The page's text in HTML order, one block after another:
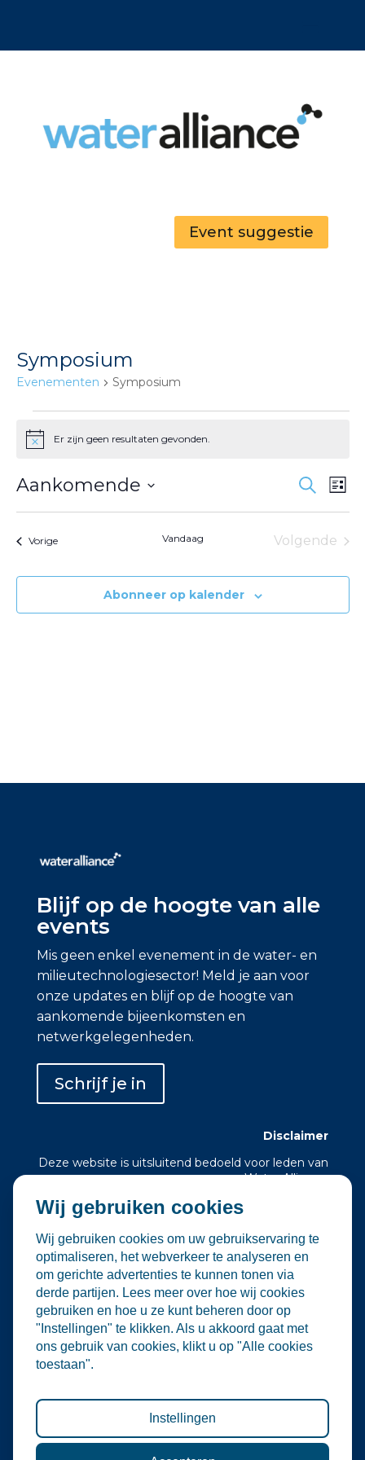
Event suggestie
Symposium
Evenementen Symposium
BerichtEr zijn geen resultaten gevonden.
Zoeken
Lijst
Aankomende
Selecteer
datum.
VorigeEvenementen Vandaag
Volgende
Abonneer op kalender
Blijf op de hoogte van alle
events
Mis geen enkel evenement in de water- en
milieutechnologiesector! Meld je aan voor
onze updates en blijf op de hoogte van
aankomende bijeenkomsten en
netwerkgelegenheden.
Schrijf je in
Disclaimer
Deze website is uitsluitend bedoeld voor leden van
Water Alliance.
Water Alliance biedt dit platform aan om relevante
milieutechnologiesector te verzamelen en onder
de aandacht te brengen. Hoewel wij zorgvuldig
omgaan met de selectie en plaatsing van
evenementen, zijn wij niet verantwoordelijk voor
de organisatie of inhoud van externe
evenementen.
De informatie op deze website is informatief van
aard. Er kunnen geen rechten worden ontleend
aan de inhoud van deze site, noch aan deelname
aanvaardt geen enkele aansprakelijkheid voor
directe of indirecte schade die voortvloeit uit het
gebruik van deze informatie.
Wij gebruiken cookies
Wij gebruiken cookies om uw gebruikservaring te
optimaliseren, het webverkeer te analyseren en
om gerichte advertenties te kunnen tonen via
derde partijen. Lees meer over hoe wij cookies
gebruiken en hoe u ze kunt beheren door op
"Instellingen" te klikken. Als u akkoord gaat met
ons gebruik van cookies, klikt u op "Alle cookies
toestaan".
Instellingen